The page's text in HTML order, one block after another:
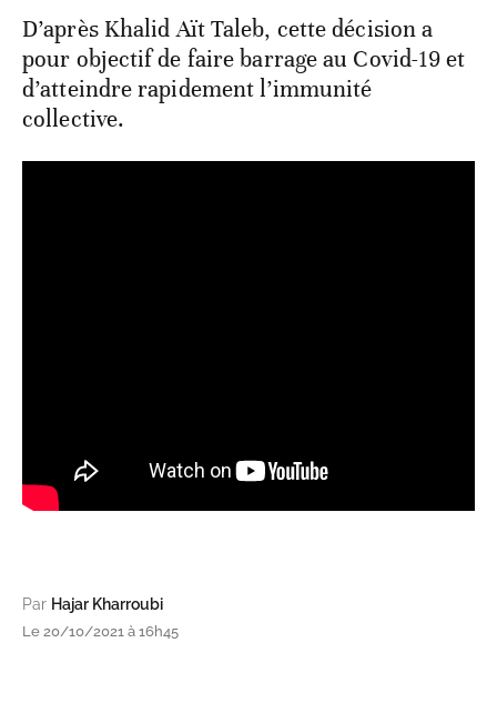
D’après Khalid Aït Taleb, cette décision a
pour objectif de faire barrage au Covid-19 et
d’atteindre rapidement l’immunité
collective.
Par Hajar Kharroubi
Le 20/10/2021 à 16h45